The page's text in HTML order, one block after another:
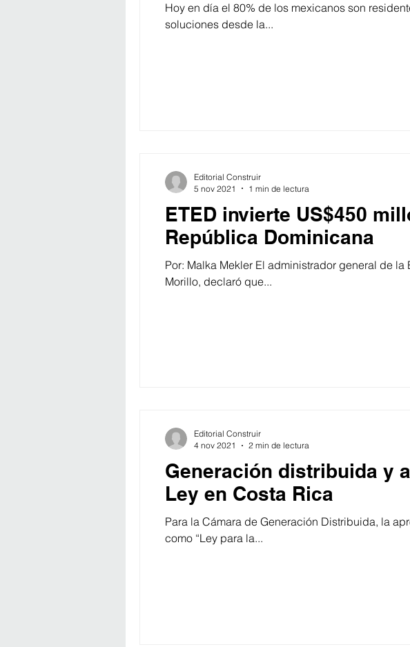
Hoy en día el 80% de los mexicanos son
soluciones desde la...
ETED invierte US$450
República Dominicana
Por: Malka Mekler El administrador general de
Morillo, declaró que...
Editorial Construir
5 nov 2021
1 min de lectura
Generación distribuida y
Ley en Costa Rica
Para la Cámara de Generación Distribuida, la
como “Ley para la...
Editorial Construir
4 nov 2021
2 min de lectura